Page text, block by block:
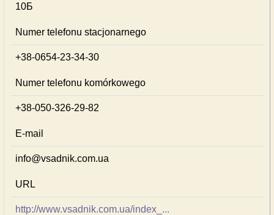
10Б
Numer telefonu stacjonarnego
+38-0654-23-34-30
Numer telefonu komórkowego
+38-050-326-29-82
E-mail
info@vsadnik.com.ua
URL
http://www.vsadnik.com.ua/index_...